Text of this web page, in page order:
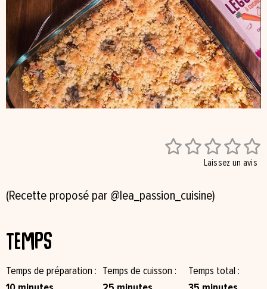

Laissez un avis
(Recette proposé par @lea_passion_cuisine)
Temps
Temps de préparation Temps de cuisson Temps total